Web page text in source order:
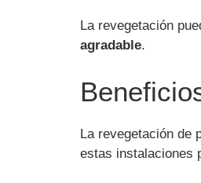
La revegetación
agradable.
La revegetación de
estas instalaciones